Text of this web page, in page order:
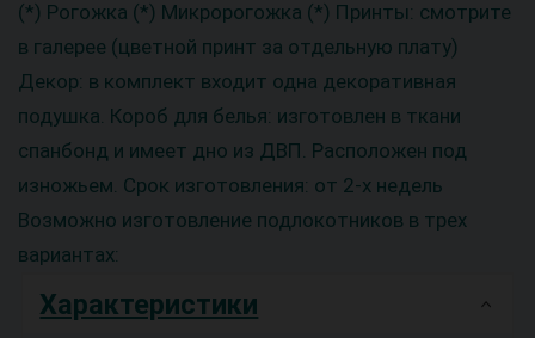
(*) Рогожка (*) Микророгожка (*) Принты: смотрите
в галерее (цветной принт за отдельную плату)
Декор: в комплект входит одна декоративная
подушка. Короб для белья: изготовлен в ткани
спанбонд и имеет дно из ДВП. Расположен под
изножьем. Срок изготовления: от 2-х недель
Возможно изготовление подлокотников в трех
вариантах:
Характеристики